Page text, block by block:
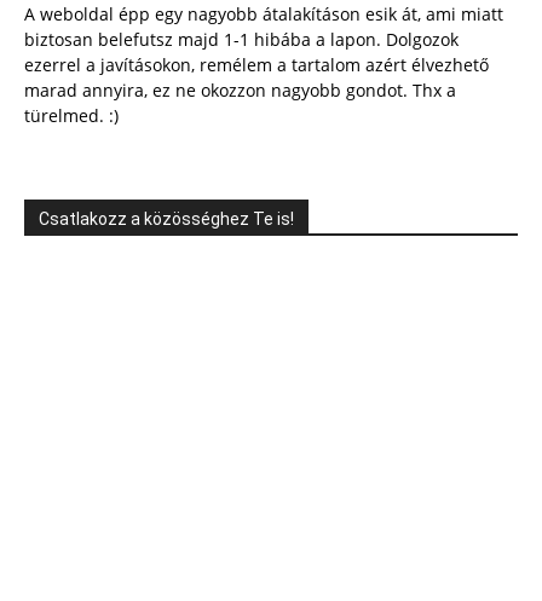
A weboldal épp egy nagyobb átalakításon esik át, ami miatt
biztosan belefutsz majd 1-1 hibába a lapon. Dolgozok
ezerrel a javításokon, remélem a tartalom azért élvezhető
marad annyira, ez ne okozzon nagyobb gondot. Thx a
türelmed. :)
Csatlakozz a közösséghez Te is!